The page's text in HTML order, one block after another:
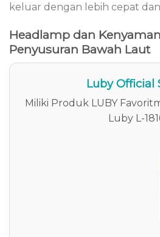
keluar dengan lebih cepat
Headlamp dan
Penyusuran Bawah Laut
Luby Official
Miliki Produk LUBY
Luby L-